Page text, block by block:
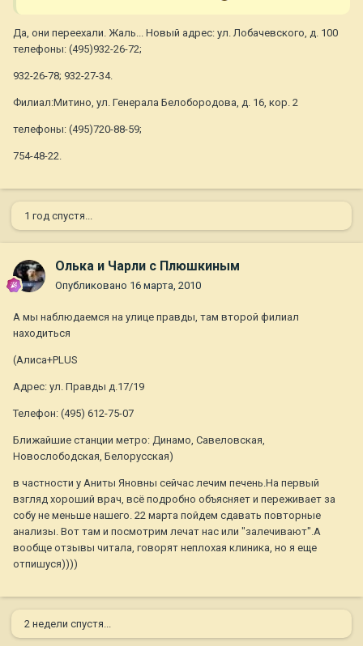
Да, они переехали. Жаль... Новый адрес: ул. Лобачевского, д. 100
телефоны: (495)932-26-72;
932-26-78; 932-27-34.
Филиал:Митино, ул. Генерала Белобородова, д. 16, кор. 2
телефоны: (495)720-88-59;
754-48-22.
1 год спустя...
Олька и Чарли с Плюшкиным
Опубликовано 16 марта, 2010
А мы наблюдаемся на улице правды, там второй филиал
находиться
(Алиса+PLUS
Адрес: ул. Правды д.17/19
Телефон: (495) 612-75-07
Ближайшие станции метро: Динамо, Савеловская,
Новослободская, Белорусская)
в частности у Аниты Яновны сейчас лечим печень.На первый
взгляд хороший врач, всё подробно объясняет и переживает за
собу не меньше нашего. 22 марта пойдем сдавать повторные
анализы. Вот там и посмотрим лечат нас или "залечивают".А
вообще отзывы читала, говорят неплохая клиника, но я еще
отпишуся))))
2 недели спустя...